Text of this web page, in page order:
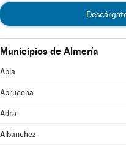
Municipios de Almería
Abla
Abrucena
Adra
Albánchez